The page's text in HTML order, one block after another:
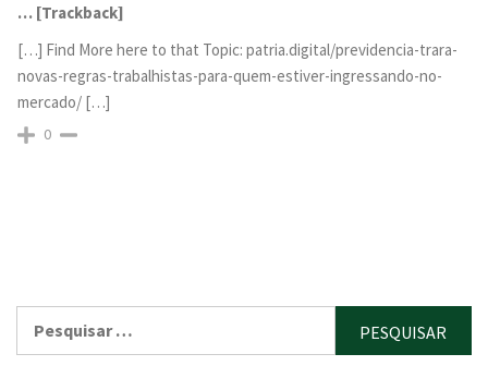
… [Trackback]
[…] Find More here to that Topic: patria.digital/previdencia-trara-
novas-regras-trabalhistas-para-quem-estiver-ingressando-no-
mercado/ […]
0
por: